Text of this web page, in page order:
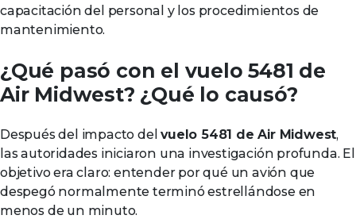
capacitación del personal y los procedimientos de
mantenimiento.
¿Qué pasó con el vuelo 5481 de
Air Midwest? ¿Qué lo causó?
Después del impacto delvuelo 5481 de Air Midwest,
las autoridades iniciaron una investigación profunda. El
objetivo era claro: entender por qué un avión que
despegó normalmente terminó estrellándose en
menos de un minuto.